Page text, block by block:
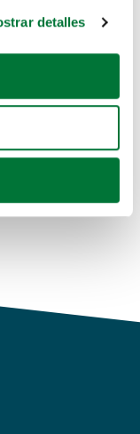
geográfica
activamente
(huellas
se procesan sus
web con
y análisis
detalles